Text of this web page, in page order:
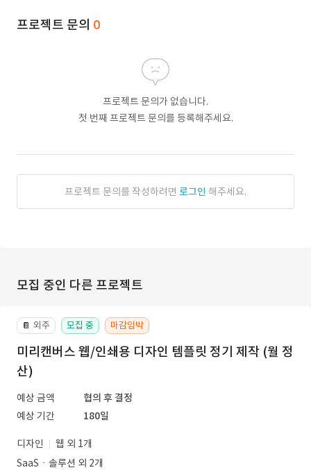
프로젝트 문의 0
프로젝트 문의가 없습니다.
첫 번째 프로젝트 문의를 등록해주세요.
프로젝트 문의를 작성하려면 로그인 해주세요.
모집 중인 다른 프로젝트
📔 외주 모집 중 마감임박
미리캔버스 웹/인쇄용 디자인 템플릿 정기 제작 (월 정
산)
예상 금액
협의 후 결정
예상 기간
180일
디자인
웹 외 1개
SaaSㆍ솔루션 외 2개